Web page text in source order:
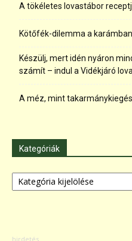
A tökéletes lovastábor
Kötőfék-dilemma a karámban
Készülj, mert idén nyáron
számít – indul a Vidékjáró
A méz, mint
Kategóriák
Kategóriák